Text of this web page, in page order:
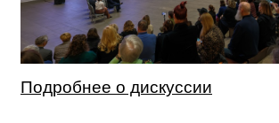
Подробнее о дискуссии